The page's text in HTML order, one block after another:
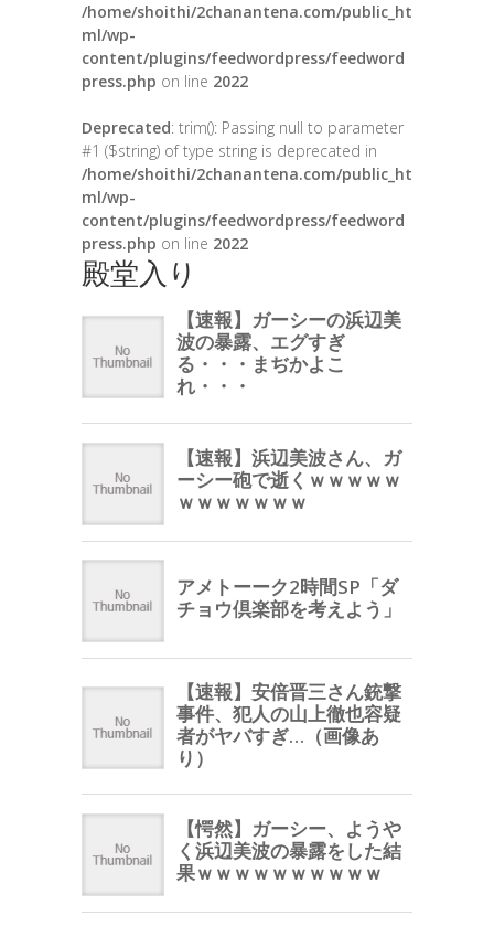
/home/shoithi/2chanantena.com/public_ht
ml/wp-
content/plugins/feedwordpress/feedword
press.php on line 2022
Deprecated: trim(): Passing null to parameter
#1 ($string) of type string is deprecated in
/home/shoithi/2chanantena.com/public_ht
ml/wp-
content/plugins/feedwordpress/feedword
press.php on line 2022
殿堂入り